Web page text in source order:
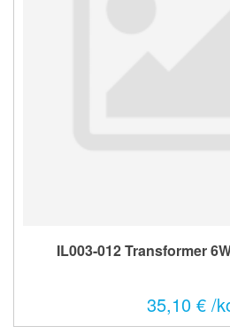
IL003-012 Transformer
35,10 € /